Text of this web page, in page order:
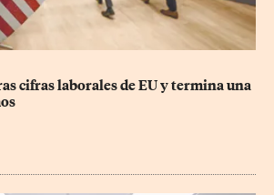
cifras laborales de EU y termina una